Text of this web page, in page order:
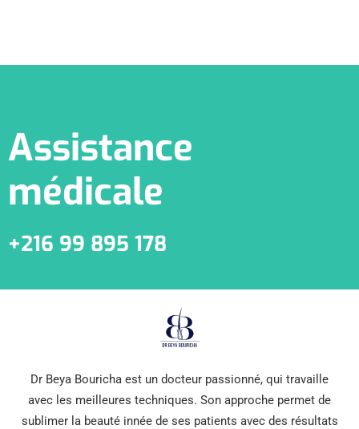
Assistance
médicale
+216 99 895 178
Dr Beya Bouricha est un docteur passionné, qui travaille
avec les meilleures techniques. Son approche permet de
sublimer la beauté innée de ses patients avec des résultats